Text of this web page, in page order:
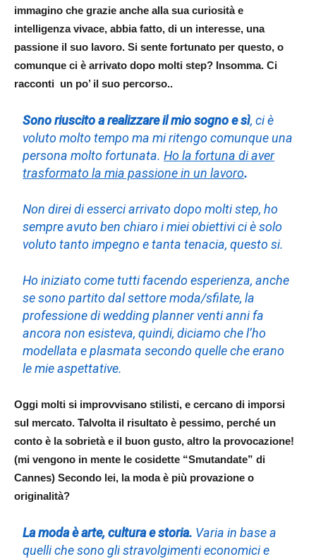
immagino che grazie anche alla sua curiosità e
intelligenza vivace, abbia fatto, di un interesse, una
passione il suo lavoro. Si sente fortunato per questo, o
comunque ci è arrivato dopo molti step? Insomma. Ci
racconti un po’ il suo percorso..
Sono riuscito a realizzare il mio sogno e sì, ci è
voluto molto tempo ma mi ritengo comunque una
persona molto fortunata.Ho la fortuna di aver
trasformato la mia passione in un lavoro.
Non direi di esserci arrivato dopo molti step, ho
sempre avuto ben chiaro i miei obiettivi ci è solo
voluto tanto impegno e tanta tenacia, questo si.
Ho iniziato come tutti facendo esperienza, anche
se sono partito dal settore moda/sfilate, la
professione di wedding planner venti anni fa
ancora non esisteva, quindi, diciamo che l’ho
modellata e plasmata secondo quelle che erano
le mie aspettative.
Oggi molti si improvvisano stilisti, e cercano di imporsi
sul mercato. Talvolta il risultato è pessimo, perché un
conto è la sobrietà e il buon gusto, altro la provocazione!
(mi vengono in mente le cosidette “Smutandate” di
Cannes) Secondo lei, la moda è più provazione o
originalità?
La moda è arte, cultura e storia. Varia in base a
quelli che sono gli stravolgimenti economici e